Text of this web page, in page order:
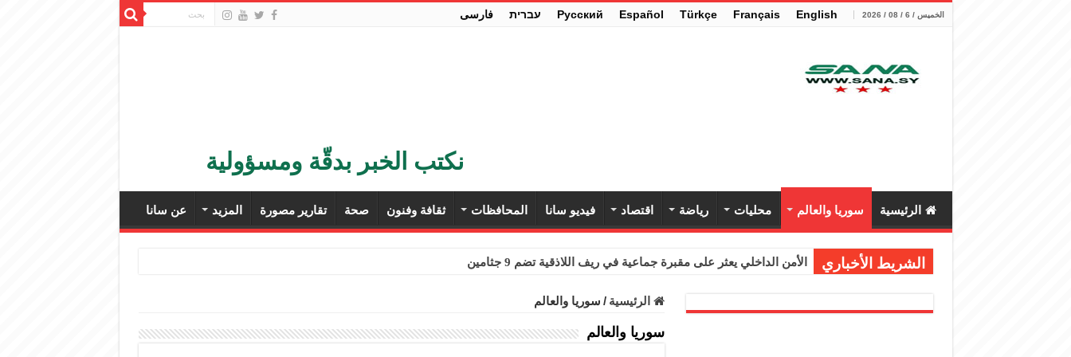
الخميس / 6 / 08 / 2026 English
Français
Türkçe
Español
Pусский עברית فارسی
نكتب الخبر بدقّة ومسؤولية
الرئيسية سوريا والعالم محليات رياضة اقتصاد فيديو سانا المحافظات ثقافة وفنون صحة تقارير مصورة المزيد عن سانا
الشريط الأخباري الأمن الداخلي يعثر على مقبرة جماعية في ريف اللاذقية تضم 9 جثامين
برنية: مرسوم بإعفاء مستهلكي الكهرباء المنزلية والتجارية والصناعية من الرسوم
الرئيس الشرع يستقبل وفداً من أعضاء مجلسي النواب والشيوخ الأمريكيين
الرئيسية / سوريا والعالم
سوريا والعالم